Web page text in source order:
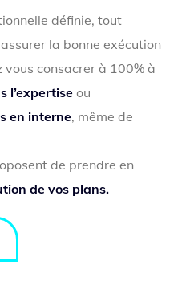
définie, tout
la bonne exécution
consacrer à 100% à
l’expertiseou
en interne, même de
de prendre en
de vos plans.